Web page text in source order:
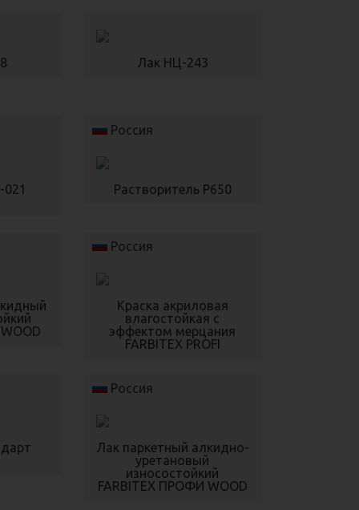
Лак НЦ-243
Россия
Растворитель Р650
Россия
Краска акриловая
влагостойкая с
эффектом мерцания
FARBITEX PROFI
Россия
Лак паркетный алкидно-
уретановый
износостойкий
FARBITEX ПРОФИ WOOD